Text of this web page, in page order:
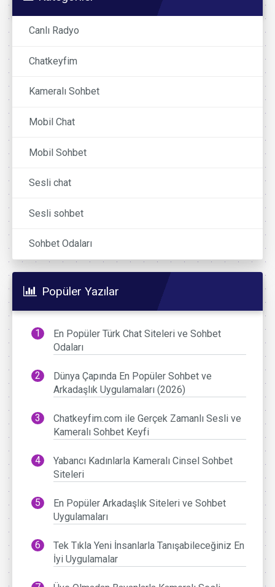
Canlı Radyo
Chatkeyfim
Kameralı Sohbet
Mobil Chat
Mobil Sohbet
Sesli chat
Sesli sohbet
Sohbet Odaları
Popüler Yazılar
En Popüler Türk Chat Siteleri ve Sohbet
Odaları
Dünya Çapında En Popüler Sohbet ve
Arkadaşlık Uygulamaları (2026)
Chatkeyfim.com ile Gerçek Zamanlı Sesli ve
Kameralı Sohbet Keyfi
Yabancı Kadınlarla Kameralı Cinsel Sohbet
Siteleri
En Popüler Arkadaşlık Siteleri ve Sohbet
Uygulamaları
Tek Tıkla Yeni İnsanlarla Tanışabileceğiniz En
İyi Uygulamalar